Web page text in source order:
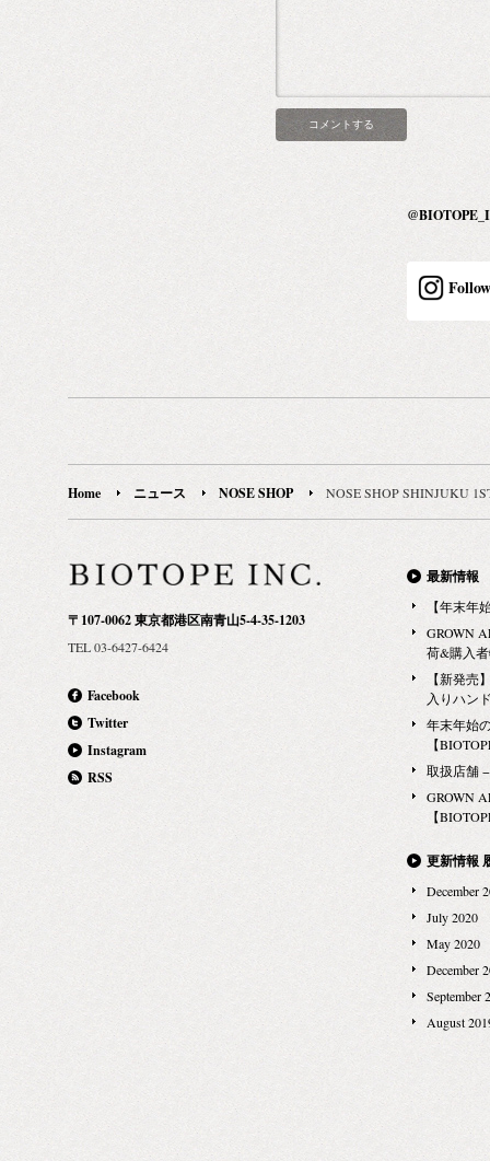
Home ニュース NOSE SHOP NOSE SHOP SHINJUKU
〒107-0062 東京都港区南青山5-4-35-1203
TEL 03-6427-6424
Facebook
Twitter
Instagram
RSS
最新情報
【年末年
GROWN
荷&購入
【新発売
入りハン
年末年始
【
取扱店舗
GROWN
【
更新情報
December
July 2020
May 2020
December
September
August